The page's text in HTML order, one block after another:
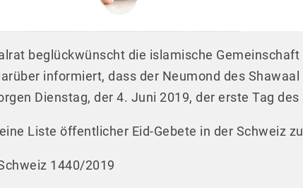
beglückwünscht die islamische
informiert, dass der Neumond des
Dienstag, der 4. Juni 2019, der erste Tag des
Liste öffentlicher Eid-Gebete in der Schweiz
1440/2019